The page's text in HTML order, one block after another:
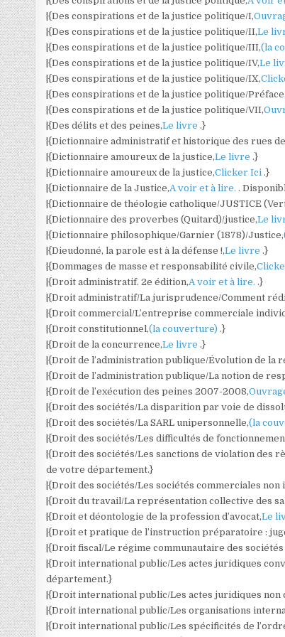
|{Des conspirations et de la justice politique/I,
|{Des conspirations et de la justice politique/II,Le
|{Des conspirations et de la justice politique/III,(la
|{Des conspirations et de la justice politique/IV,Le
|{Des conspirations et de la justice politique/IX,
|{Des conspirations et de la justice politique/
|{Des conspirations et de la justice politique/VII,
|{Des délits et des peines,Le livre.}
|{Dictionnaire administratif et historique des rues
|{Dictionnaire amoureux de la justice,Le livre.}
|{Dictionnaire amoureux de la justice,Clicker Ici.}
|{Dictionnaire de la Justice,A voir et à lire..
|{Dictionnaire de théologie catholique/JUSTICE
|{Dictionnaire des proverbes (Quitard)/justice,Le
|{Dictionnaire philosophique/Garnier (1878)/Justice,
|{Dieudonné, la parole est à la défense !,Le livre.}
|{Dommages de masse et responsabilité civile,
|{Droit administratif. 2e édition,A voir et à lire..}
|{Droit administratif/La jurisprudence/Comment
|{Droit commercial/L’entreprise commerciale
|{Droit constitutionnel,(la couverture).}
|{Droit de la concurrence,Le livre.}
|{Droit de l’administration publique/Évolution de la
|{Droit de l’administration publique/La notion de
|{Droit de l’exécution des peines 2007-2008,
|{Droit des sociétés/La disparition par voie de
|{Droit des sociétés/La SARL unipersonnelle,(la
|{Droit des sociétés/Les difficultés de
|{Droit des sociétés/Les sanctions de violation des
de votre département.}
|{Droit des sociétés/Les sociétés commerciales non
|{Droit du travail/La représentation collective des
|{Droit et déontologie de la profession d’avocat,Le
|{Droit et pratique de l’instruction préparatoire :
|{Droit fiscal/Le régime communautaire des
|{Droit international public/Les actes juridiques
département.}
|{Droit international public/Les actes juridiques non
|{Droit international public/Les organisations
|{Droit international public/Les spécificités de